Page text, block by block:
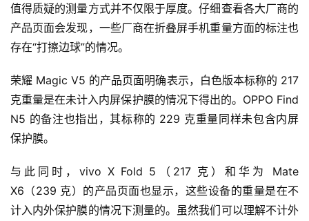
值得质疑的测量方式并不仅限于厚度。仔细查看各大厂商的
产品页面会发现，一些厂商在折叠屏手机重量方面的标注也
存在“打擦边球”的情况。
荣耀 Magic V5 的产品页面明确表示，白色版本标称的 217
克重量是在未计入内屏保护膜的情况下得出的。OPPO Find
N5 的备注也指出，其标称的 229 克重量同样未包含内屏
保护膜。
与此同时，vivo X Fold 5（217 克）和华为 Mate
X6（239 克）的产品页面也显示，这些设备的重量是在不
计入内外保护膜的情况下测量的。虽然我们可以理解不计外